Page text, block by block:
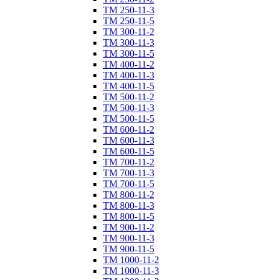
ТM 250-11-3
ТM 250-11-5
ТM 300-11-2
ТM 300-11-3
ТM 300-11-5
ТM 400-11-2
ТM 400-11-3
ТM 400-11-5
ТM 500-11-2
ТM 500-11-3
ТM 500-11-5
ТM 600-11-2
ТM 600-11-3
ТM 600-11-5
ТM 700-11-2
ТM 700-11-3
ТM 700-11-5
ТM 800-11-2
ТM 800-11-3
ТM 800-11-5
ТM 900-11-2
ТM 900-11-3
ТM 900-11-5
ТM 1000-11-2
ТM 1000-11-3